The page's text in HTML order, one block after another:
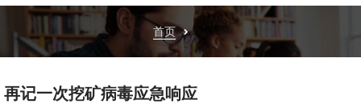
首页
再记一次挖矿病毒应急响应